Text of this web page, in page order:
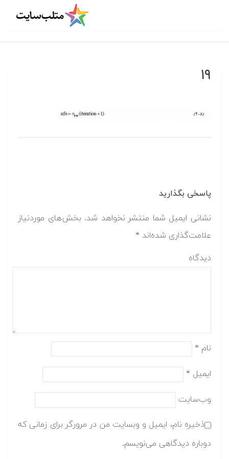
۱۹
پاسخی بگذارید
نشانی ایمیل شما منتشر نخواهد شد. بخش‌های موردنیاز
علامت‌گذاری شده‌اند *
دیدگاه
نام *
ایمیل *
وب‌سایت
ذخیره نام، ایمیل و وبسایت من در مرورگر برای زمانی که
دوباره دیدگاهی می‌نویسم.